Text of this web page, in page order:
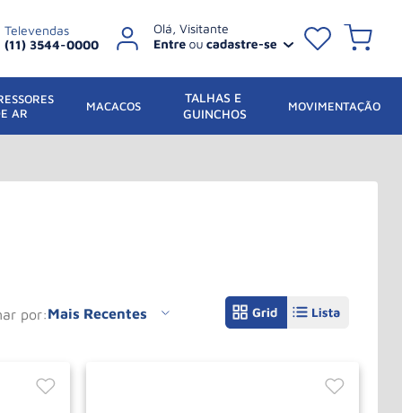
Televendas
(11) 3544-0000
AR
MACACOS
TALHAS E
GUINCHOS
MOVIMENTAÇÃO
por Mais Recentes